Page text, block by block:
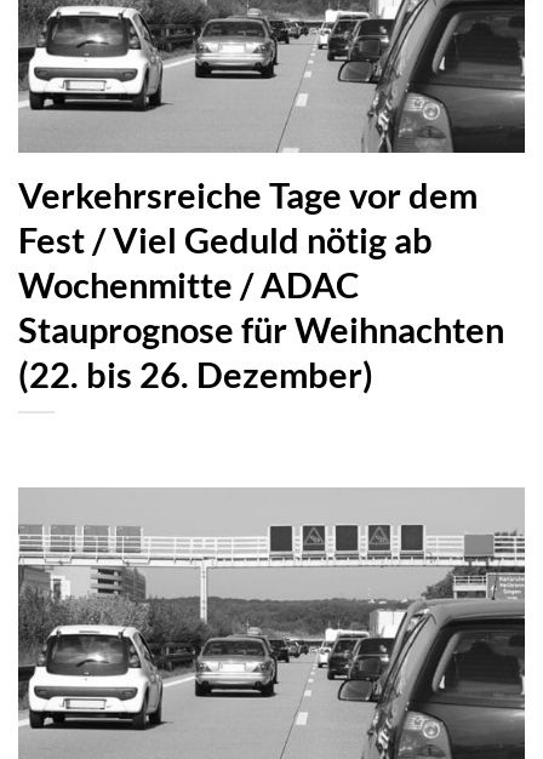
Verkehrsreiche Tage vor dem
Fest / Viel Geduld nötig ab
Wochenmitte / ADAC
Stauprognose für Weihnachten
(22. bis 26. Dezember)